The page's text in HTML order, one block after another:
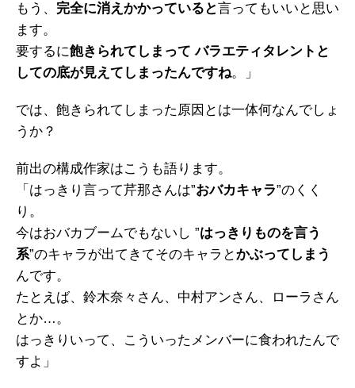
もう、 完全に消えかかっていると言ってもいいと思い
ます。
要するに飽きられてしまって バラエティタレントと
しての底が見えてしまったんですね。」
では、飽きられてしまった原因とは一体何なんでしょ
うか？
前出の構成作家はこうも語ります。
「はっきり言って芹那さんは”おバカキャラ”のくく
り。
今はおバカブームでもないし ”はっきりものを言う
系”のキャラが出てきてそのキャラとかぶってしまう
んです。
たとえば、鈴木奈々さん、中村アンさん、ローラさん
とか…。
はっきりいって、こういったメンバーに食われたんで
すよ」